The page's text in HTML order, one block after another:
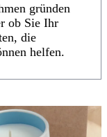
gründen
ob Sie Ihr
die
helfen.